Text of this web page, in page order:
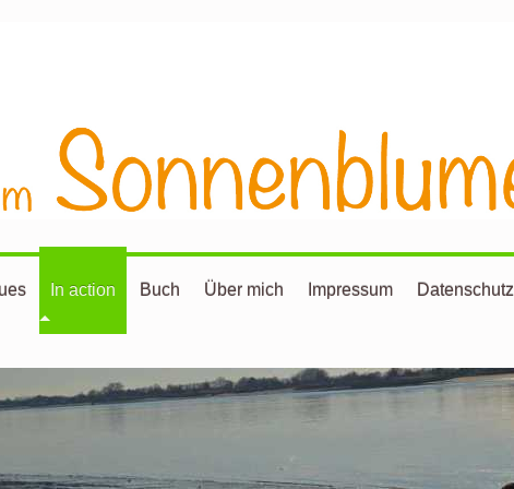
In action Buch Über mich Impressum Datenschutz